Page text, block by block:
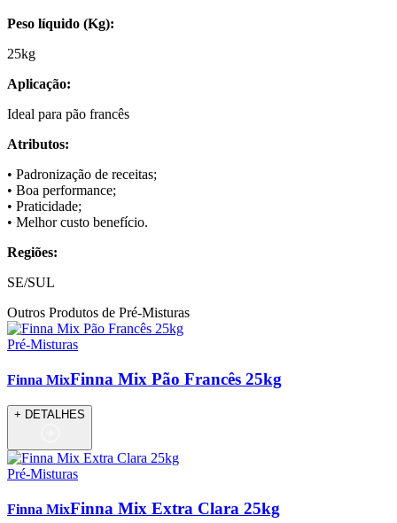
Peso líquido (Kg):
25kg
Aplicação:
Ideal para pão francês
Atributos:
• Padronização de receitas;
• Boa performance;
• Praticidade;
• Melhor custo benefício.
Regiões:
SE/SUL
Outros Produtos de Pré-Misturas
Pré-Misturas
Finna MixFinna Mix Pão Francês 25kg
+ DETALHES
Pré-Misturas
Finna MixFinna Mix Extra Clara 25kg